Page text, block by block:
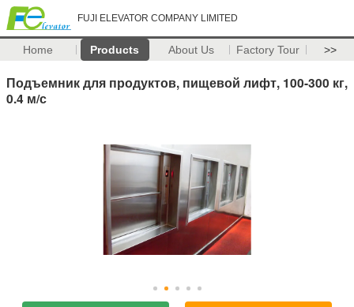
FUJI ELEVATOR COMPANY LIMITED
Home Products About Us Factory Tour >>
Подъемник для продуктов, пищевой лифт, 100-300 кг,
0.4 м/с